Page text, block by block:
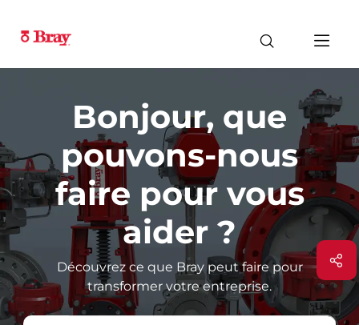
Bonjour, que
pouvons-nous
faire pour vous
aider ?
Découvrez ce que Bray peut faire pour
transformer votre entreprise.